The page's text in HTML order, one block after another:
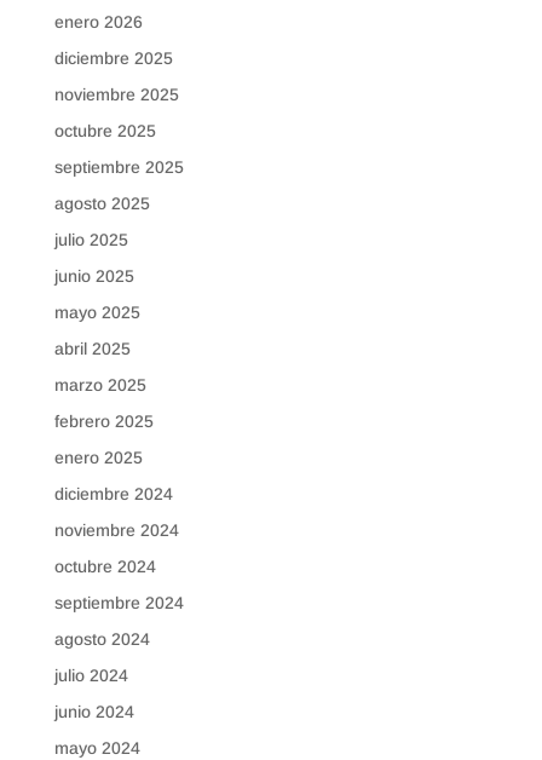
enero 2026
diciembre 2025
noviembre 2025
octubre 2025
septiembre 2025
agosto 2025
julio 2025
junio 2025
mayo 2025
abril 2025
marzo 2025
febrero 2025
enero 2025
diciembre 2024
noviembre 2024
octubre 2024
septiembre 2024
agosto 2024
julio 2024
junio 2024
mayo 2024